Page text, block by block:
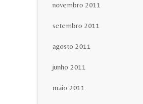
novembro 2011
setembro 2011
agosto 2011
junho 2011
maio 2011